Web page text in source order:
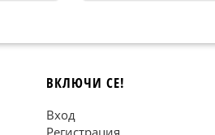
ВКЛЮЧИ СЕ!
Вход
Регистрация